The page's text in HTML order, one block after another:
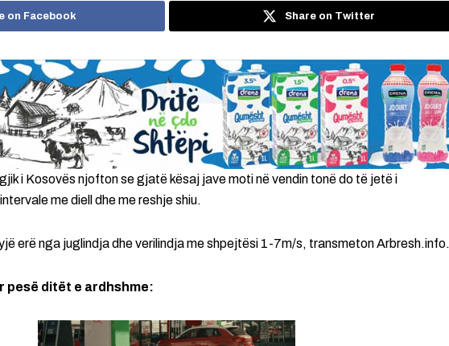
on Facebook Share on Twitter
i Kosovës njofton se gjatë kësaj jave moti në vendin tonë do të jetë i
me diell dhe me reshje shiu.
erë nga juglindja dhe verilindja me shpejtësi 1-7m/s, transmeton Arbresh.info.
pesë ditët e ardhshme: